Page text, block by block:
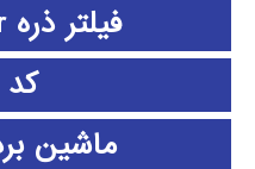
فیلتر ذره particle filter
کد SIFT
ماشین